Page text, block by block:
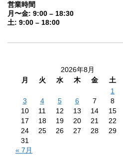
営業時間
月〜金: 9:00 – 18:30
土: 9:00 – 18:00
2026年8月
月
火 水 木 金 土
1
3
4 5 6 7 8
10
11 12 13 14 15
17
18 19 20 21 22
24
25 26 27 28 29
31
« 7月